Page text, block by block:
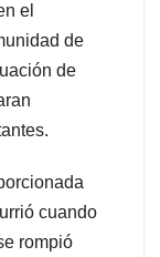
el
de
de
cuando
rompió